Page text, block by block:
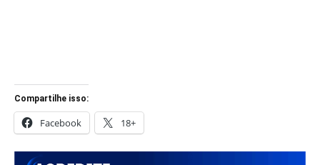
Compartilhe isso:
Facebook 18+